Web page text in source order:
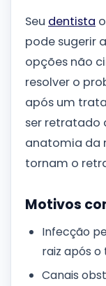
Seu dentista
pode sugerir
opções não
resolver o
após um
ser retratado
anatomia da
tornam o
Motivos
Infecção
raiz após
Canais